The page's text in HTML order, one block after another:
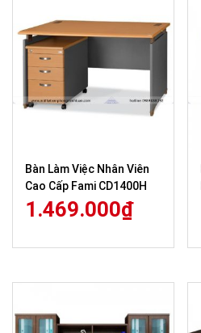
Bàn Làm Việc Nhân Viên
Cao Cấp Fami CD1400H
1.469.000₫